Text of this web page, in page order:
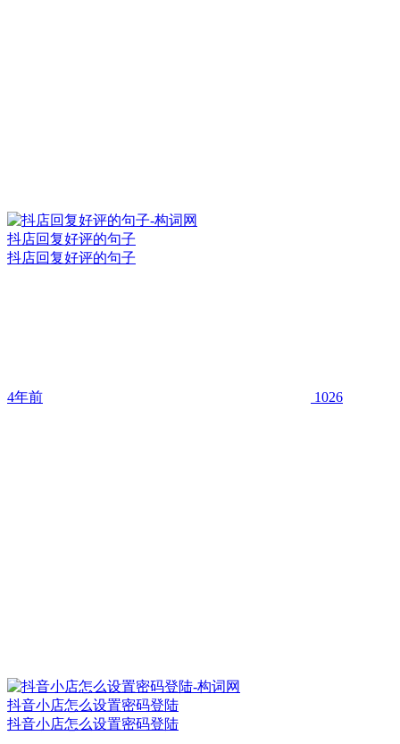
抖店回复好评的句子
抖店回复好评的句子
4年前 1026
抖音小店怎么设置密码登陆
抖音小店怎么设置密码登陆